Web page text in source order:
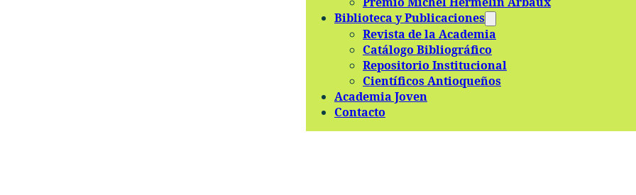
Biblioteca y Publicaciones
Revista de la Academia
Catálogo Bibliográfico
Repositorio Institucional
Científicos Antioqueños
Academia Joven
Contacto